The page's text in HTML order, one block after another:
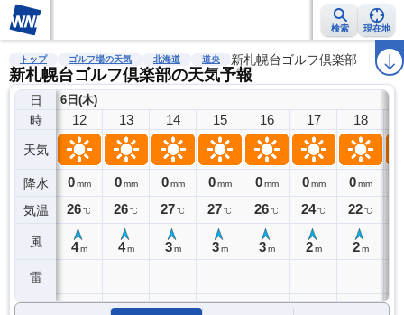
検索 現在地
雨雲レーダー 台風情報 地震情報 警報・注意報 2週間天気 ラ
トップ ゴルフ場の天気 北海道 道央 新札幌台ゴルフ倶楽部
新札幌台ゴルフ倶楽部の天気予報
日
時
天気
降水
気温
風
雷
6日(木)
12
0 mm
26℃
4 m
13
0 mm
26℃
4 m
14
0 mm
27℃
3 m
15
0 mm
27℃
3 m
16
0 mm
26℃
3 m
17
0 mm
24℃
2 m
18
0 mm
22℃
2 m